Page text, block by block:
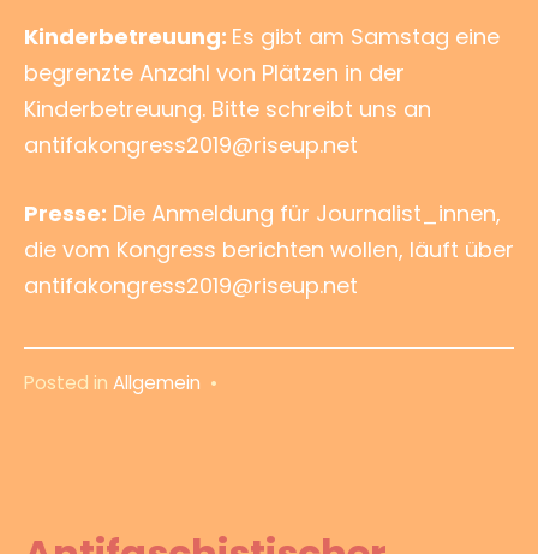
Kinderbetreuung: Es gibt am Samstag eine
begrenzte Anzahl von Plätzen in der
Kinderbetreuung. Bitte schreibt uns an
antifakongress2019@riseup.net
Presse: Die Anmeldung für Journalist_innen,
die vom Kongress berichten wollen, läuft über
antifakongress2019@riseup.net
Posted in Allgemein •